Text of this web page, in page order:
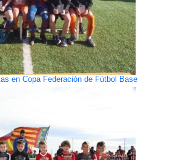
en Copa Federación de Fútbol Base